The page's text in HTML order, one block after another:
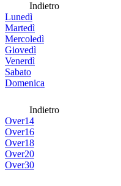
Indietro
Lunedì
Martedì
Mercoledì
Giovedì
Venerdì
Sabato
Domenica
Indietro
Over14
Over16
Over18
Over20
Over30